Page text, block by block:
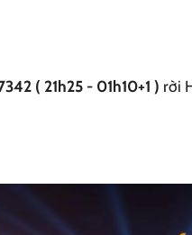
( 21h25 - 01h10+1 ) rời